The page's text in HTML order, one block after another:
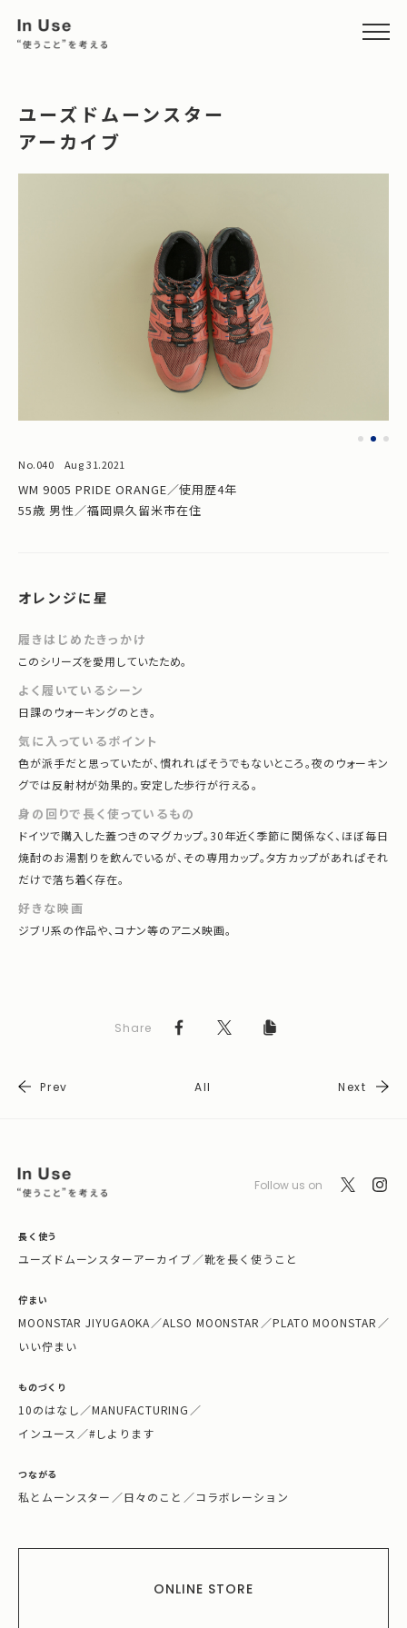
ユーズドムーンスター
アーカイブ
No.040 Aug 31.2021
WM 9005 PRIDE ORANGE／使用歴4年
55歳 男性／福岡県久留米市在住
オレンジに星
履きはじめたきっかけ
このシリーズを愛用していたため。
よく履いているシーン
日課のウォーキングのとき。
気に入っているポイント
色が派手だと思っていたが、慣れればそうでもないところ。夜のウォーキン
グでは反射材が効果的。安定した歩行が行える。
身の回りで長く使っているもの
ドイツで購入した蓋つきのマグカップ。30年近く季節に関係なく、ほぼ毎日
焼酎のお湯割りを飲んでいるが、その専用カップ。タ方カップがあれぱそれ
だけで落ち着く存在。
好きな映画
ジブリ系の作品や、コナン等のアニメ映画。
Share
Prev All Next
Follow us on
長く使う
ユーズドムーンスターアーカイブ ／靴を長く使うこと
佇まい
MOONSTAR JIYUGAOKA ／ALSO MOONSTAR ／PLATO MOONSTAR ／
いい佇まい
ものづくり
10のはなし ／MANUFACTURING ／
インユース ／#しよります
つながる
私とムーンスター ／日々のこと ／コラボレーション
ONLINE STORE